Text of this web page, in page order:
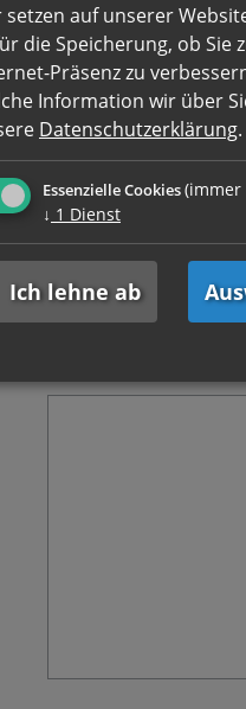
docx, pdf,txt.
setzen auf unserer
die Speicherung, ob
Präsenz zu
Information wir über
Datenschutzerklärung.
Essenzielle Cookies
↓ 1 Dienst
Ich lehne ab